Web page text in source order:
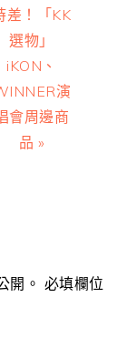
差！「KK
選物」
iKON、
演
會周邊商
品 »
開。 必填欄位